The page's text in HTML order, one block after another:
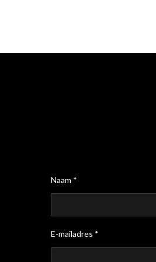
Naam *
E-mailadres *